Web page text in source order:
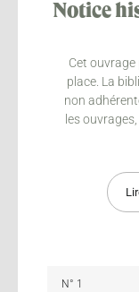
Notice
Cet
place. La
non
les